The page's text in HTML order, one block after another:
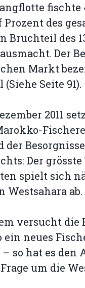
fischte
des
Bruchteil des
Der
Markt
Seite 91).
2011
der
Der
spielt sich
Westsahara ab.
versucht die
ein neues
so hat es den
um die